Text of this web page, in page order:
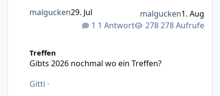
1 Antwort 278 Aufrufe
malgucken29. Jul malgucken1. Aug
Treffen
Gibts 2026 nochmal wo ein Treffen?
Gitti ·